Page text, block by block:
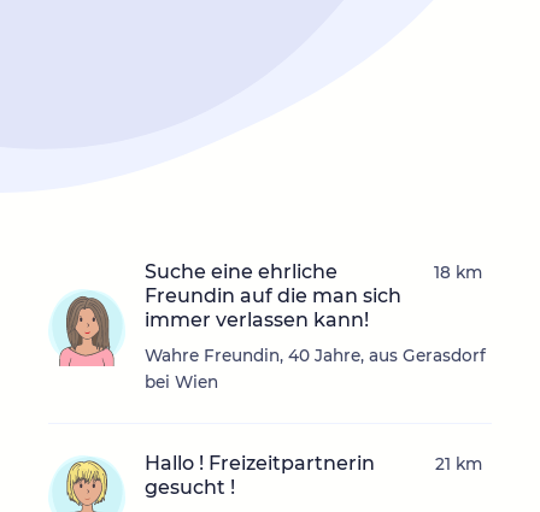
Suche eine ehrliche
Freundin auf die man sich
immer verlassen kann!
Wahre Freundin, 40 Jahre, aus Gerasdorf
bei Wien
18 km
Hallo ! Freizeitpartnerin
gesucht !
21 km